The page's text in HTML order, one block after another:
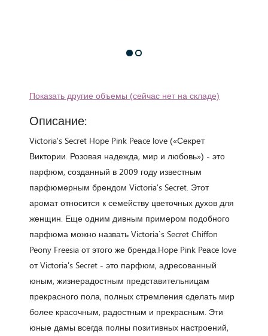
Показать другие объемы (сейчас нет на складе)
Описание:
Victoria's Secret Hope Pink Peаce love («Секрет
Виктории. Розовая надежда, мир и любовь») - это
парфюм, созданный в 2009 году известным
парфюмерным брендом Victoria's Secret. Этот
аромат относится к семейству цветочных духов для
женщин. Еще одним дивным примером подобного
парфюма можно назвать Victoria`s Secret Chiffon
Peony Freesia от этого же бренда.Hope Pink Peаce love
от Victoria's Secret - это парфюм, адресованный
юным, жизнерадостным представительницам
прекрасного пола, полных стремления сделать мир
более красочным, радостным и прекрасным. Эти
юные дамы всегда полны позитивных настроений,